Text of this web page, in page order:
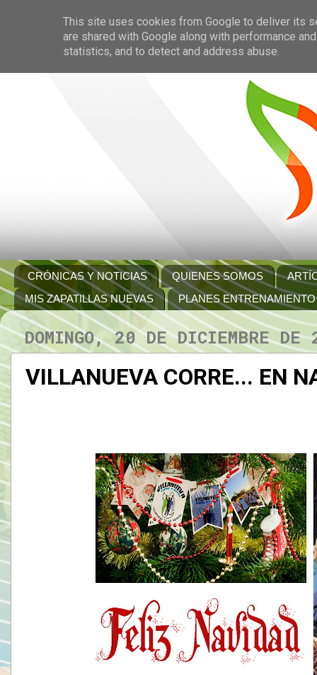
CRÓNICAS Y NOTICIAS QUIENES SOMOS
MIS ZAPATILLAS NUEVAS
PLANES ENTRENAMIENTO
DOMINGO, 20 DE DICIEMBRE DE
VILLANUEVA CORRE... EN
This site uses cookies from Google to deliver its
are shared with Google along with performance
statistics, and to detect and address abuse.